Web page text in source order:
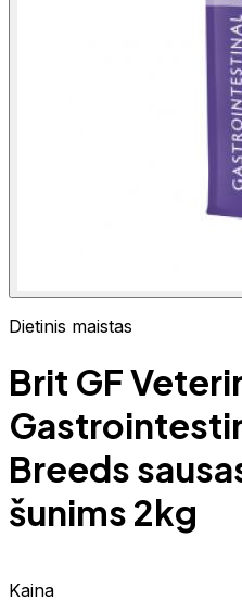
Dietinis maistas
Brit GF
Breeds
šunims 2kg
Kaina